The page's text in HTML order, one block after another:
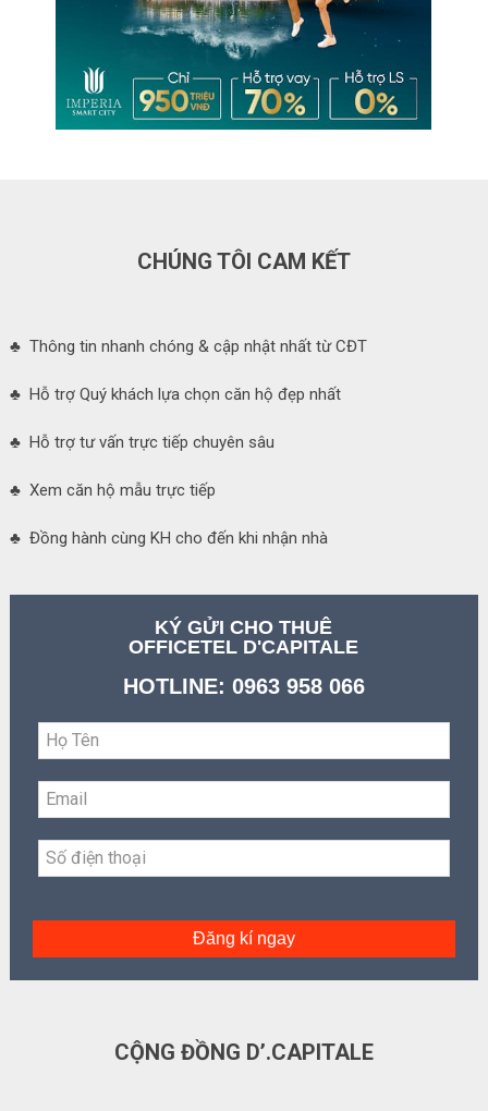
CHÚNG TÔI CAM KẾT
♣ Thông tin nhanh chóng & cập nhật nhất từ CĐT
♣ Hỗ trợ Quý khách lựa chọn căn hộ đẹp nhất
♣ Hỗ trợ tư vấn trực tiếp chuyên sâu
♣ Xem căn hộ mẫu trực tiếp
♣ Đồng hành cùng KH cho đến khi nhận nhà
KÝ GỬI CHO THUÊ
OFFICETEL D'CAPITALE
HOTLINE: 0963 958 066
Đăng kí ngay
CỘNG ĐỒNG D’.CAPITALE